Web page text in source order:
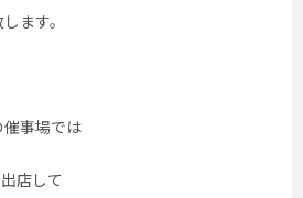
ます。
事場では
店して